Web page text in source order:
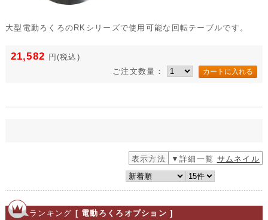
大型電動ろくろのRKシリーズで使用可能な回転テーブルです。
21,582 円(税込)
ご注文数量：
表示方法 ▼詳細一覧 サムネイル
ランキング [ 電動ろくろオプション ]